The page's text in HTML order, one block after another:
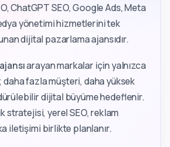
ChatGPT SEO, Google Ads, Meta
yönetimi hizmetlerini tek
dijital pazarlama ajansıdır.
arayan markalar için yalnızca
fazla müşteri, daha yüksek
dijital büyüme hedeflenir.
stratejisi, yerel SEO, reklam
iletişimi birlikte planlanır.